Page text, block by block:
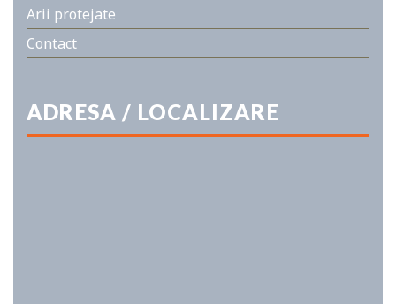
Arii protejate
Contact
ADRESA / LOCALIZARE